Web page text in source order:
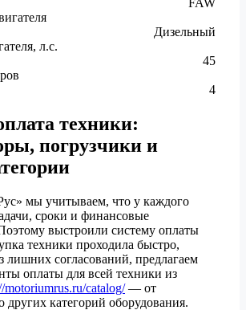
Дизельный
л.с.
45
4
техники:
погрузчики и
мы учитываем, что у каждого
сроки и финансовые
выстроили систему оплаты
техники проходила быстро,
лишних согласований, предлагаем
оплаты для всей техники из
motoriumrus.ru/catalog/— от
других категорий оборудования.